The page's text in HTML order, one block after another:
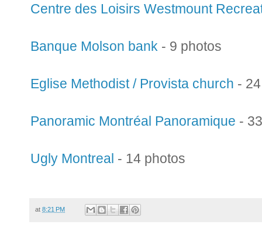
Centre des Loisirs Westmount
Banque Molson bank - 9 photos
Eglise Methodist / Provista church -
Panoramic Montréal Panoramique -
Ugly Montreal - 14 photos
at 8:21 PM